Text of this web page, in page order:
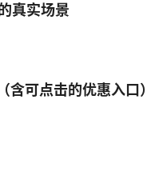
真实场景
可点击的优惠入口）